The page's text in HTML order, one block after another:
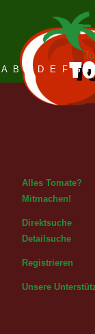
A B C D E F G H
Alles Tomate?
Mitmachen!
Direktsuche
Detailsuche
Registrieren
Unsere